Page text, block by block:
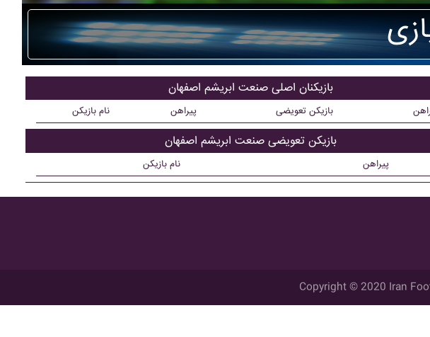
بازیکنان اصلی صنعت ابريشم اصفهان
نام بازیکن پیراهن بازیکن تعویضی
بازیکن تعویضی صنعت ابريشم اصفهان
نام بازیکن پیراهن
Copyright © 2020 Iran